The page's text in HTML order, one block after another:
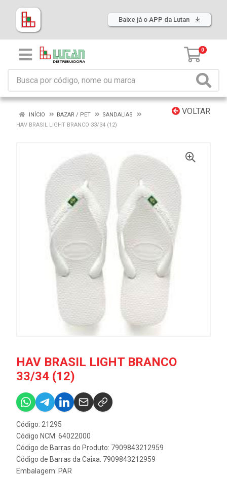
Baixe já o APP da Lutan
0
VOLTAR
INÍCIO BAZAR / PET
SANDALIAS
HAV BRASIL LIGHT BRANCO 33/34 (12)
HAV BRASIL LIGHT BRANCO
33/34 (12)
Código: 21295
Código NCM: 64022000
Código de Barras do Produto: 7909843212959
Código de Barras da Caixa: 7909843212959
Embalagem: PAR